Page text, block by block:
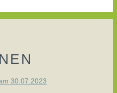
30.07.2023